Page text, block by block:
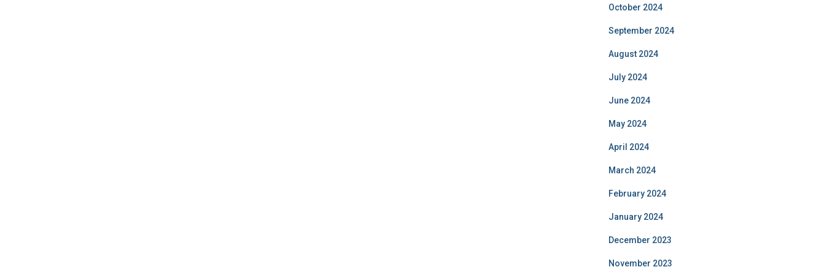
October 2024
September 2024
August 2024
July 2024
June 2024
May 2024
April 2024
March 2024
February 2024
January 2024
December 2023
November 2023